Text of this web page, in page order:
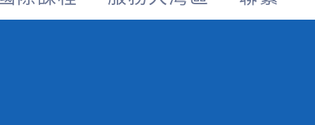
介
面